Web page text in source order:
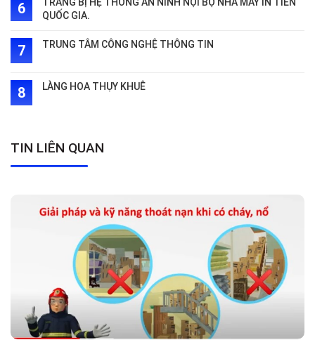
QUỐC GIA.
TRUNG TÂM CÔNG NGHỆ THÔNG TIN
LÀNG HOA THỤY KHUÊ
TIN LIÊN QUAN